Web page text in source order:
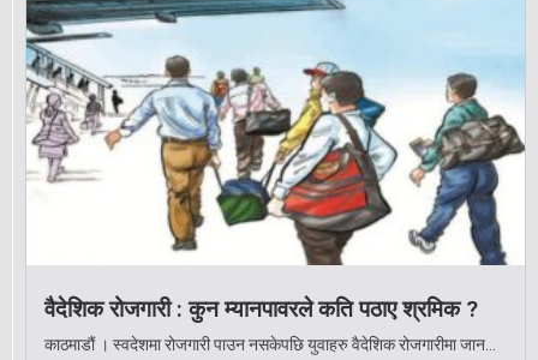
वैदेशिक रोजगारी : कुन म्यानपावरले कति पठाए श्रमिक ?
काठमाडौं । स्वदेशमा रोजगारी पाउन नसकेपछि युवाहरु वैदेशिक रोजगारीमा जान...